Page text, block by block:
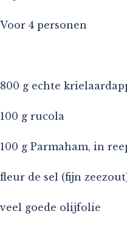
Voor 4 personen
800 g echte
100 g rucola
100 g Parmaham, in
fleur de sel (fijn
veel goede olijfolie